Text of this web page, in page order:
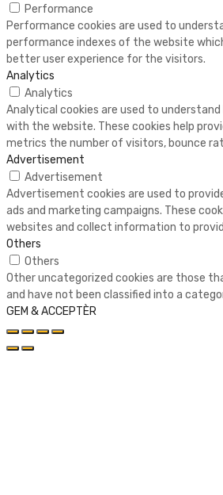
Performance
Performance cookies are used to
performance indexes of the website
better user experience for the visitors.
Analytics
Analytics
Analytical cookies are used to
with the website. These cookies help
metrics the number of visitors, bounce
Advertisement
Advertisement
Advertisement cookies are used to
ads and marketing campaigns. These
websites and collect information to
Others
Others
Other uncategorized cookies are those
and have not been classified into a
GEM & ACCEPTÈR